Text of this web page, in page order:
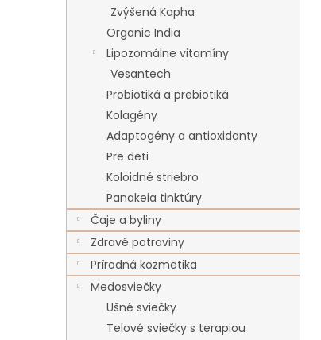
Zvýšená Kapha
Organic India
Lipozomálne vitamíny
Vesantech
Probiotiká a prebiotiká
Kolagény
Adaptogény a antioxidanty
Pre deti
Koloidné striebro
Panakeia tinktúry
Čaje a byliny
Zdravé potraviny
Prírodná kozmetika
Medosviečky
Ušné sviečky
Telové sviečky s terapiou